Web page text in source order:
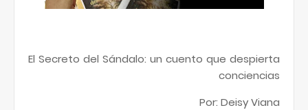
El Secreto del Sándalo: un cuento que despierta
conciencias
Por: Deisy Viana